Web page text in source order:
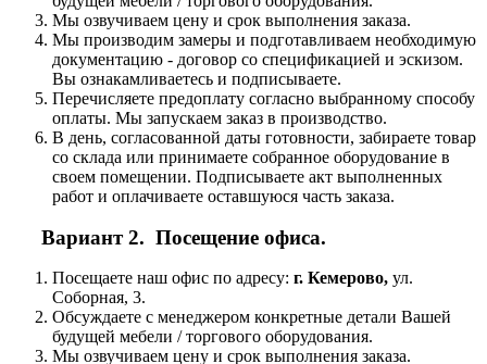
Мы озвучиваем цену и срок выполнения заказа.
Мы производим замеры и подготавливаем необходимую
документацию - договор со спецификацией и эскизом.
Вы ознакамливаетесь и подписываете.
Перечисляете предоплату согласно выбранному способу
оплаты. Мы запускаем заказ в производство.
В день, согласованной даты готовности, забираете товар
со склада или принимаете собранное оборудование в
своем помещении. Подписываете акт выполненных
работ и оплачиваете оставшуюся часть заказа.
Вариант 2. Посещение офиса.
Посещаете наш офис по адресу: г. Кемерово, ул.
Соборная, 3.
Обсуждаете с менеджером конкретные детали Вашей
будущей мебели / торгового оборудования.
Мы озвучиваем цену и срок выполнения заказа.